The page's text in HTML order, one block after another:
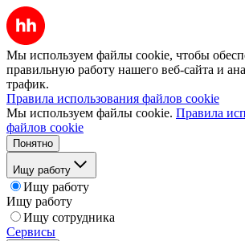
Мы используем файлы cookie, чтобы
правильную работу нашего веб-сайта и
трафик.
Правила использования файлов cookie
Мы используем файлы cookie. Правила
файлов cookie
Понятно
Ищу работу
Ищу работу
Ищу работу
Ищу сотрудника
Сервисы